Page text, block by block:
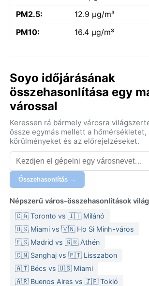
PM2.5:
12.9 µg/m³
PM10:
16.4 µg/m³
Soyo időjárásának
összehasonlítása egy
várossal
Keressen rá bármely városra
össze egymás mellett a hőmérsékletet,
körülményeket és az előrejelzéseket.
Összehasonlítás →
Népszerű város-összehasonlítások
🇨🇦 Toronto vs 🇮🇹 Milánó
🇺🇸 Miami vs 🇻🇳 Ho Si Minh-város
🇪🇸 Madrid vs 🇬🇷 Athén
🇨🇳 Sanghaj vs 🇵🇹 Lisszabon
🇦🇹 Bécs vs 🇺🇸 Miami
🇦🇷 Buenos Aires vs 🇯🇵 Tokió